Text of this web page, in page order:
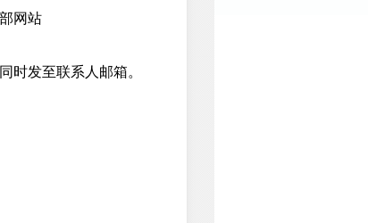
网站
发至联系人邮箱。